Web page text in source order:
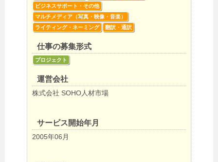
ビジネスサポート・その他
マルチメディア（写真・映像・音楽）
ライティング・ネーミング
翻訳・通訳
仕事の募集形式
プロジェクト
運営会社
株式会社 SOHO人材市場
サービス開始年月
2005年06月